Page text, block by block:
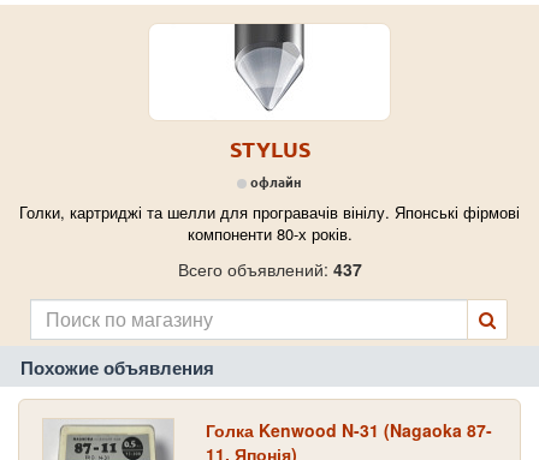
STYLUS
офлайн
Голки, картриджі та шелли для програвачів вінілу. Японські фірмові
компоненти 80-х років.
Всего объявлений: 437
Похожие объявления
Голка Kenwood N-31 (Nagaoka 87-
11, Японія)